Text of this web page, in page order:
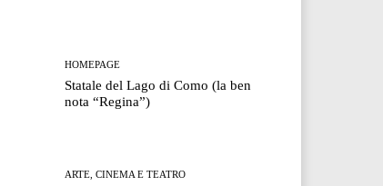
HOMEPAGE
Statale del Lago di Como (la ben
nota “Regina”)
ARTE, CINEMA E TEATRO